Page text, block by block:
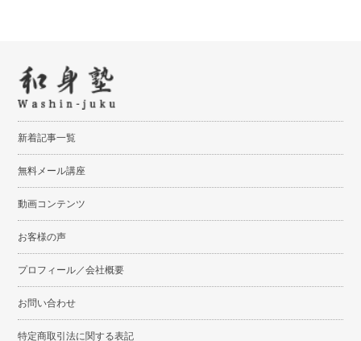
新着記事一覧
無料メール講座
動画コンテンツ
お客様の声
プロフィール／会社概要
お問い合わせ
特定商取引法に関する表記